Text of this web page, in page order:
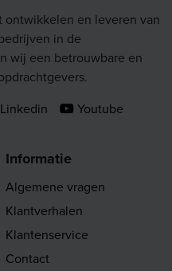
ontwikkelen en leveren van
in de
wij een betrouwbare en
Linkedin Youtube
Informatie
Algemene vragen
Klantverhalen
Klantenservice
Contact